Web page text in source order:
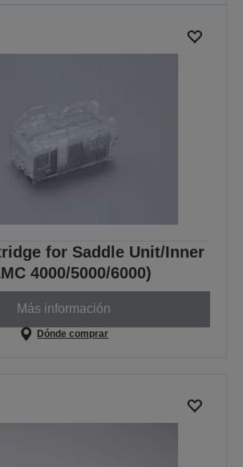
for Saddle Unit/Inner
4000/5000/6000)
Más información
Dónde comprar